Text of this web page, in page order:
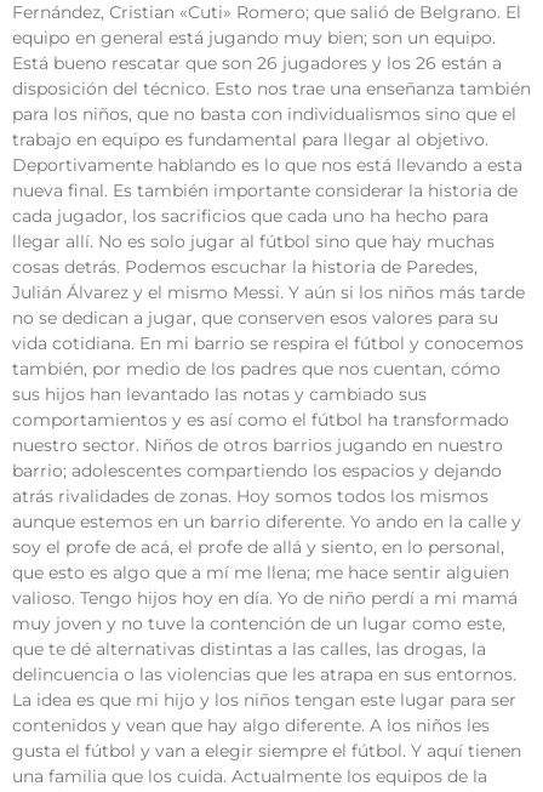
Fernández, Cristian «Cuti» Romero; que salió de Belgrano. El
equipo en general está jugando muy bien; son un equipo.
Está bueno rescatar que son 26 jugadores y los 26 están a
disposición del técnico. Esto nos trae una enseñanza también
para los niños, que no basta con individualismos sino que el
trabajo en equipo es fundamental para llegar al objetivo.
Deportivamente hablando es lo que nos está llevando a esta
nueva final. Es también importante considerar la historia de
cada jugador, los sacrificios que cada uno ha hecho para
llegar allí. No es solo jugar al fútbol sino que hay muchas
cosas detrás. Podemos escuchar la historia de Paredes,
Julián Álvarez y el mismo Messi. Y aún si los niños más tarde
no se dedican a jugar, que conserven esos valores para su
vida cotidiana. En mi barrio se respira el fútbol y conocemos
también, por medio de los padres que nos cuentan, cómo
sus hijos han levantado las notas y cambiado sus
comportamientos y es así como el fútbol ha transformado
nuestro sector. Niños de otros barrios jugando en nuestro
barrio; adolescentes compartiendo los espacios y dejando
atrás rivalidades de zonas. Hoy somos todos los mismos
aunque estemos en un barrio diferente. Yo ando en la calle y
soy el profe de acá, el profe de allá y siento, en lo personal,
que esto es algo que a mí me llena; me hace sentir alguien
valioso. Tengo hijos hoy en día. Yo de niño perdí a mi mamá
muy joven y no tuve la contención de un lugar como este,
que te dé alternativas distintas a las calles, las drogas, la
delincuencia o las violencias que les atrapa en sus entornos.
La idea es que mi hijo y los niños tengan este lugar para ser
contenidos y vean que hay algo diferente. A los niños les
gusta el fútbol y van a elegir siempre el fútbol. Y aquí tienen
una familia que los cuida. Actualmente los equipos de la